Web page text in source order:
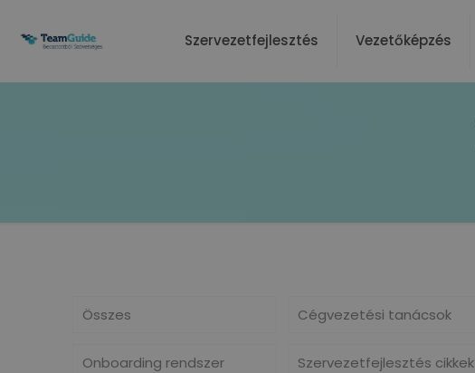
Szervezetfejlesztés Vezetőképzés
Összes Cégvezetési tanácsok
Onboarding rendszer Szervezetfejlesztés cikkek